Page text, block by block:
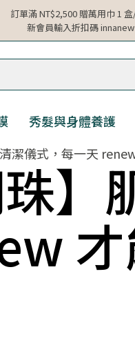
訂單滿 NT$2,500 贈萬用巾 1
新會員輸入折扣碼
秀髮與身體養護
潔儀式，每一天
珠